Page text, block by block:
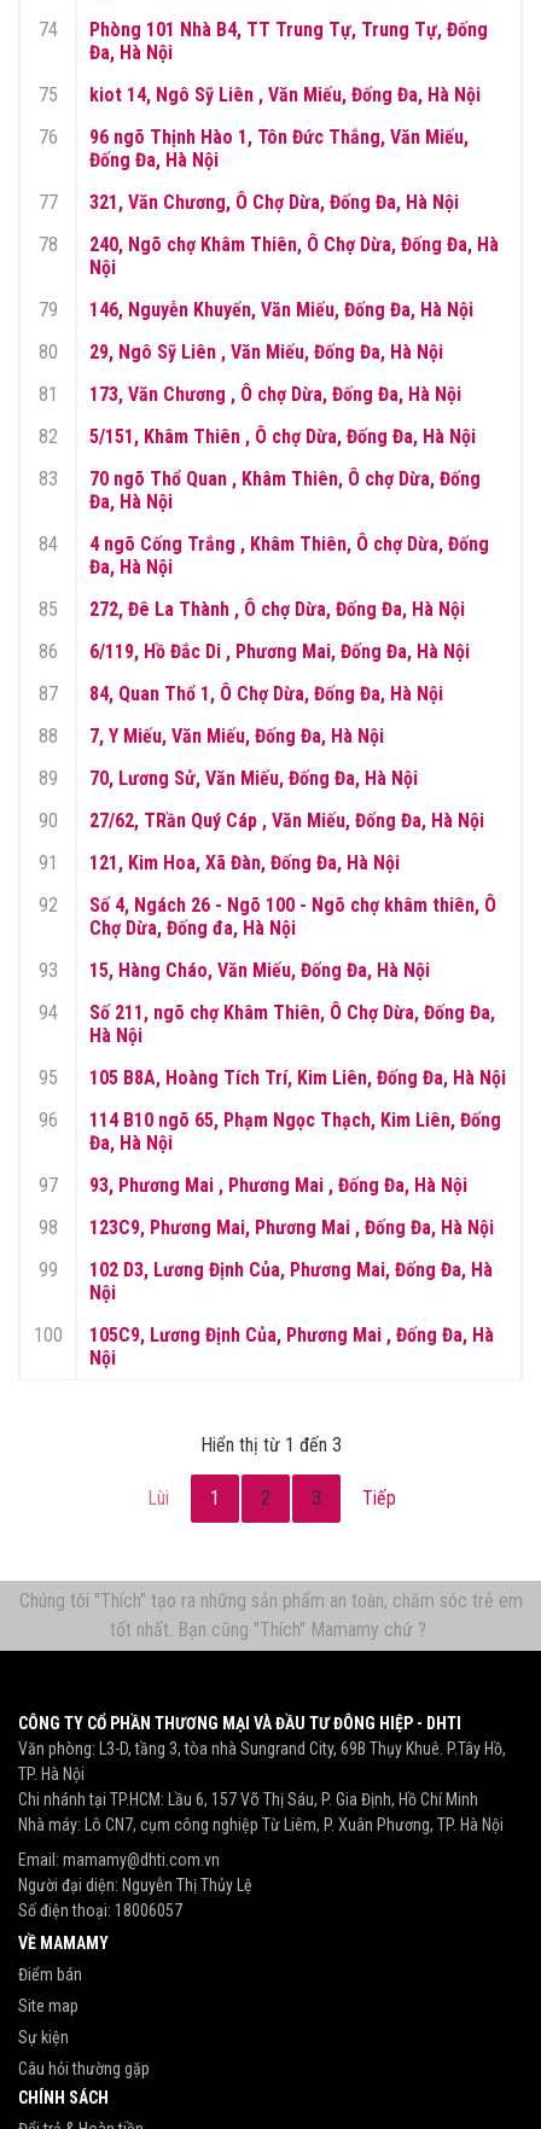
74
Phòng 101 Nhà B4, TT Trung Tự, Trung Tự, Đống
Đa, Hà Nội
75
kiot 14, Ngô Sỹ Liên , Văn Miếu, Đống Đa, Hà Nội
76
96 ngõ Thịnh Hào 1, Tôn Đức Thắng, Văn Miếu,
Đống Đa, Hà Nội
77
321, Văn Chương, Ô Chợ Dừa, Đống Đa, Hà Nội
78
240, Ngõ chợ Khâm Thiên, Ô Chợ Dừa, Đống Đa, Hà
Nội
79
146, Nguyễn Khuyến, Văn Miếu, Đống Đa, Hà Nội
80
29, Ngô Sỹ Liên , Văn Miếu, Đống Đa, Hà Nội
81
173, Văn Chương , Ô chợ Dừa, Đống Đa, Hà Nội
82
5/151, Khâm Thiên , Ô chợ Dừa, Đống Đa, Hà Nội
83
70 ngõ Thổ Quan , Khâm Thiên, Ô chợ Dừa, Đống
Đa, Hà Nội
84
4 ngõ Cống Trắng , Khâm Thiên, Ô chợ Dừa, Đống
Đa, Hà Nội
85
272, Đê La Thành , Ô chợ Dừa, Đống Đa, Hà Nội
86
6/119, Hồ Đắc Di , Phương Mai, Đống Đa, Hà Nội
87
84, Quan Thổ 1, Ô Chợ Dừa, Đống Đa, Hà Nội
88
7, Y Miếu, Văn Miếu, Đống Đa, Hà Nội
89
70, Lương Sử, Văn Miếu, Đống Đa, Hà Nội
90
27/62, TRần Quý Cáp , Văn Miếu, Đống Đa, Hà Nội
91
121, Kim Hoa, Xã Đàn, Đống Đa, Hà Nội
92
Số 4, Ngách 26 - Ngõ 100 - Ngõ chợ khâm thiên, Ô
Chợ Dừa, Đống đa, Hà Nội
93
15, Hàng Cháo, Văn Miếu, Đống Đa, Hà Nội
94
Số 211, ngõ chợ Khâm Thiên, Ô Chợ Dừa, Đống Đa,
Hà Nội
95
105 B8A, Hoàng Tích Trí, Kim Liên, Đống Đa, Hà Nội
96
114 B10 ngõ 65, Phạm Ngọc Thạch, Kim Liên, Đống
Đa, Hà Nội
97
93, Phương Mai , Phương Mai , Đống Đa, Hà Nội
98
123C9, Phương Mai, Phương Mai , Đống Đa, Hà Nội
99
102 D3, Lương Định Của, Phương Mai, Đống Đa, Hà
Nội
100
105C9, Lương Định Của, Phương Mai , Đống Đa, Hà
Nội
Hiển thị từ 1 đến 3
Lùi 1 2 3 Tiếp
Chúng tôi "Thích" tạo ra những sản phẩm an toàn, chăm sóc trẻ em
tốt nhất. Bạn cũng "Thích" Mamamy chứ ?
CÔNG TY CỔ PHẦN THƯƠNG MẠI VÀ ĐẦU TƯ ĐÔNG HIỆP - DHTI
Văn phòng: L3-D, tầng 3, tòa nhà Sungrand City, 69B Thụy Khuê. P.Tây Hồ,
TP. Hà Nội
Chi nhánh tại TP.HCM: Lầu 6, 157 Võ Thị Sáu, P. Gia Định, Hồ Chí Minh
Nhà máy: Lô CN7, cụm công nghiệp Từ Liêm, P. Xuân Phương, TP. Hà Nội
Email: mamamy@dhti.com.vn
Người đại diện: Nguyễn Thị Thủy Lệ
Số điện thoại: 18006057
VỀ MAMAMY
Điểm bán
Site map
Sự kiện
Câu hỏi thường gặp
CHÍNH SÁCH